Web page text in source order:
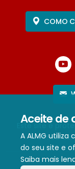
Aceite de
A ALMG utiliza
do seu site e
Saiba mais
COMO
Este site é
Política de